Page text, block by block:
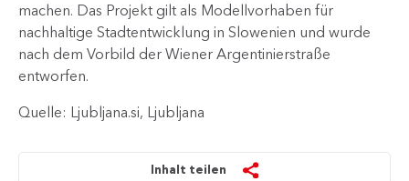
machen. Das Projekt gilt als Modellvorhaben für
nachhaltige Stadtentwicklung in Slowenien und wurde
nach dem Vorbild der Wiener Argentinierstraße
entworfen.
Quelle: Ljubljana.si, Ljubljana
Inhalt teilen